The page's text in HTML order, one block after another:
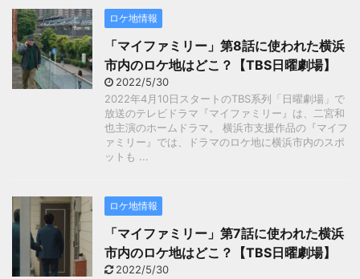
ロケ地情報
「マイファミリー」第8話に使われた横浜
市内のロケ地はどこ？【TBS日曜劇場】
2022/5/30
2022年4月10日スタートのTBS系列「日曜劇場」で
放送のテレビドラマ『マイファミリー』は、二宮和
也主演のホームドラマ。 横浜市支援作品の『マイフ
ァミリー』では、ドラマのロケ地に横浜市内のスポ
ットも ...
ロケ地情報
「マイファミリー」第7話に使われた横浜
市内のロケ地はどこ？【TBS日曜劇場】
2022/5/30